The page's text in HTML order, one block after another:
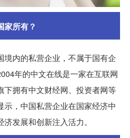
家所有？
境内的私营企业，不属于国有企
年的中文在线是一家在互联网
下拥有中文财经网、投资者网等
示，中国私营企业在国家经济中
发展和创新注入活力。